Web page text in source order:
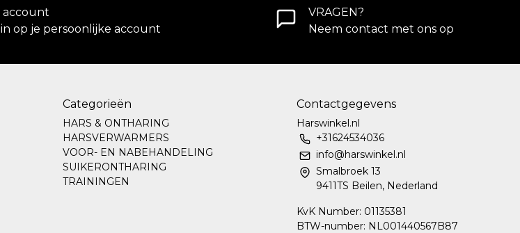
account
op je persoonlijke account
VRAGEN?
Neem contact met ons op
Categorieën
HARS & ONTHARING
HARSVERWARMERS
VOOR- EN NABEHANDELING
SUIKERONTHARING
TRAININGEN
Contactgegevens
Harswinkel.nl
+31624534036
info@harswinkel.nl
Smalbroek 13
9411TS Beilen, Nederland
KvK Number: 01135381
BTW-number: NL001440567B87